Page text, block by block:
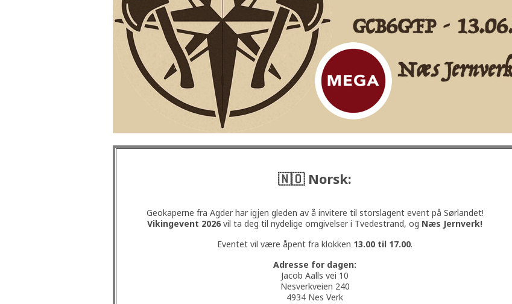
🇳🇴 Norsk:
Geokaperne fra Agder har igjen gleden av å invitere til storslagent event på Sørlandet!
Vikingevent 2026vil ta deg til nydelige omgivelser i Tvedestrand, og Næs Jernverk!
Eventet vil være åpent fra klokken 13.00 til 17.00.
Adresse for dagen:
Jacob Aalls vei 10
Nesverkveien 240
4934 Nes Verk